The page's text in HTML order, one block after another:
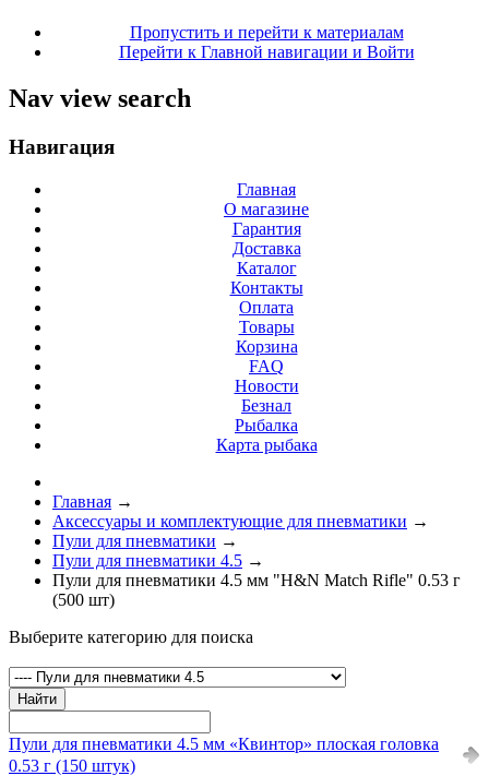
Пропустить и перейти к материалам
Перейти к Главной навигации и Войти
Nav view search
Навигация
Главная
О магазине
Гарантия
Доставка
Каталог
Контакты
Оплата
Товары
Корзина
FAQ
Новости
Безнал
Рыбалка
Карта рыбака
Главная →
Аксессуары и комплектующие для пневматики →
Пули для пневматики →
Пули для пневматики 4.5 →
Пули для пневматики 4.5 мм "H&N Match Rifle" 0.53 г
(500 шт)
Выберите категорию для поиска
Найти
Пули для пневматики 4.5 мм «Квинтор» плоская головка
0.53 г (150 штук)